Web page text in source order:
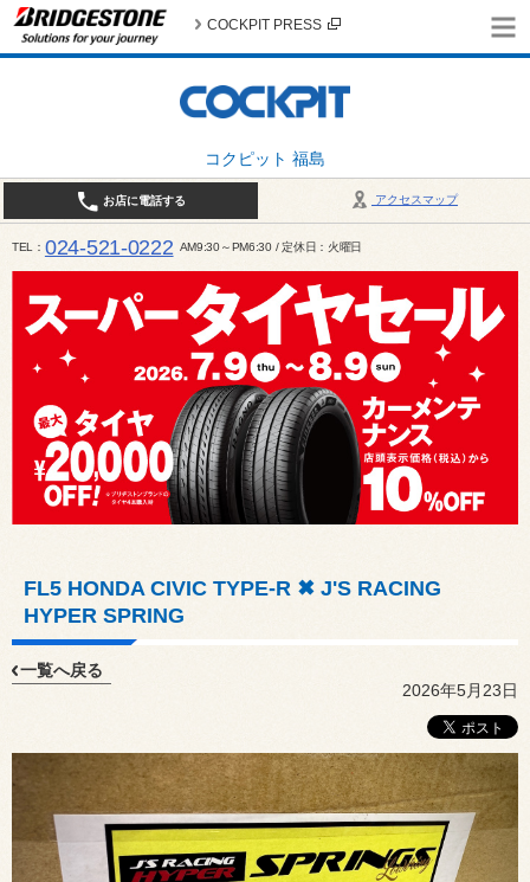
コクピット 福島
COCKPIT PRESS
アクセスマップ
お店に電話する
TEL 024-521-0222 AM9:30～PM6:30 / 定休日：火曜日
FL5 HONDA CIVIC TYPE-R ✖ J'S RACING
HYPER SPRING
一覧へ戻る
2026年5月23日